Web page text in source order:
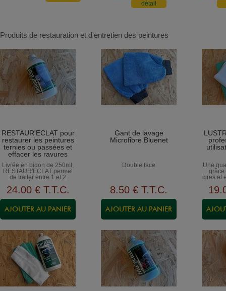
Produits de restauration et d'entretien des peintures
RESTAUR'ECLAT pour
restaurer les peintures
ternies ou passées et
effacer les rayures
importantes
Livrée en bidon de 250ml,
RESTAUR'ECLAT permet
de traiter entre 1 et 2
24.00 € T.T.C.
Gant de lavage
Microfibre Bluenet
Double face
8.50 € T.T.C.
Une
grâce
cires et
19